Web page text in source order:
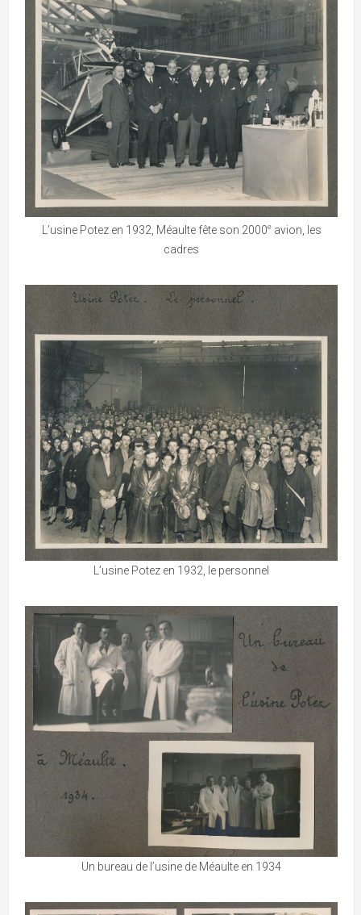
L’usine Potez en 1932, Méaulte fête son 2000eavion, les
cadres
L’usine Potez en 1932, le personnel
Un bureau de l’usine de Méaulte en 1934